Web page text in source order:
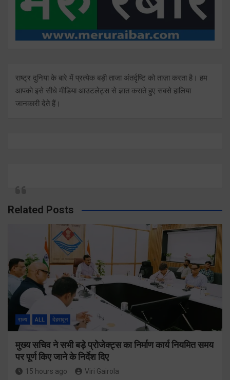
राष्ट्र दुनिया के बारे में प्रत्येक बड़ी ताजा अंतर्दृष्टि को ताज़ा करता है। हम
आपको इसे सीधे मीडिया आउटलेट्स से ज्ञात कराते हुए सबसे हालिया
जानकारी देते हैं।
Related Posts
राज्य ALL देहरादून
मुख्य सचिव ने सभी बड़े प्रोजेक्ट्स का निर्माण कार्य नियमित समय
पर पूर्ण किए जाने के निर्देश दिए
15 hours ago Viri Gairola